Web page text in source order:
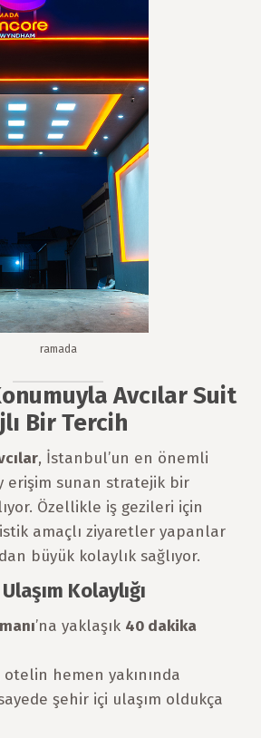
ramada
Avcılar Suit
Bir Tercih
, İstanbul’un en önemli
erişim sunan stratejik bir
Özellikle iş gezileri için
amaçlı ziyaretler yapanlar
büyük kolaylık sağlıyor.
Kolaylığı
’na yaklaşık 40 dakika
otelin hemen yakınında
şehir içi ulaşım oldukça